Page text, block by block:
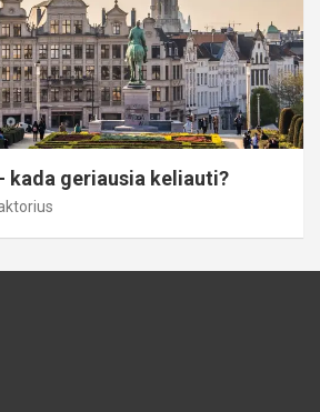
kada geriausia keliauti?